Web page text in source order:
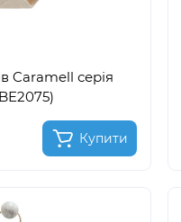
Caramell серія
Купити